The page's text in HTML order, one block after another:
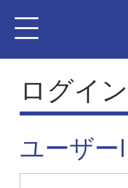
ログイン
ユーザ